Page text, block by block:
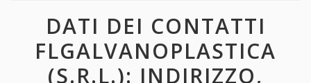
DATI DEI CONTATTI
FLGALVANOPLASTICA
(S.R.L.): INDIRIZZO,